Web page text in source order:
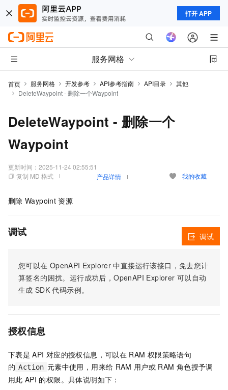
打开 APP
服务网格
首页 服务网格 开发参考 API参考指南 API目录
其他
DeleteWaypoint - 删除一个Waypoint
DeleteWaypoint - 删除一个
Waypoint
更新时间： 2025-11-24 02:55:51
复制 MD 格式
产品详情 我的收藏
删除 Waypoint 资源
调试
您可以在 OpenAPI Explorer 中直接运行该接口，免去您计
算签名的困扰。运行成功后，OpenAPI Explorer 可以自动
生成 SDK 代码示例。
调试
授权信息
下表是 API 对应的授权信息，可以在 RAM 权限策略语句
的 Action 元素中使用，用来给 RAM 用户或 RAM 角色授予调
用此 API 的权限。具体说明如下：